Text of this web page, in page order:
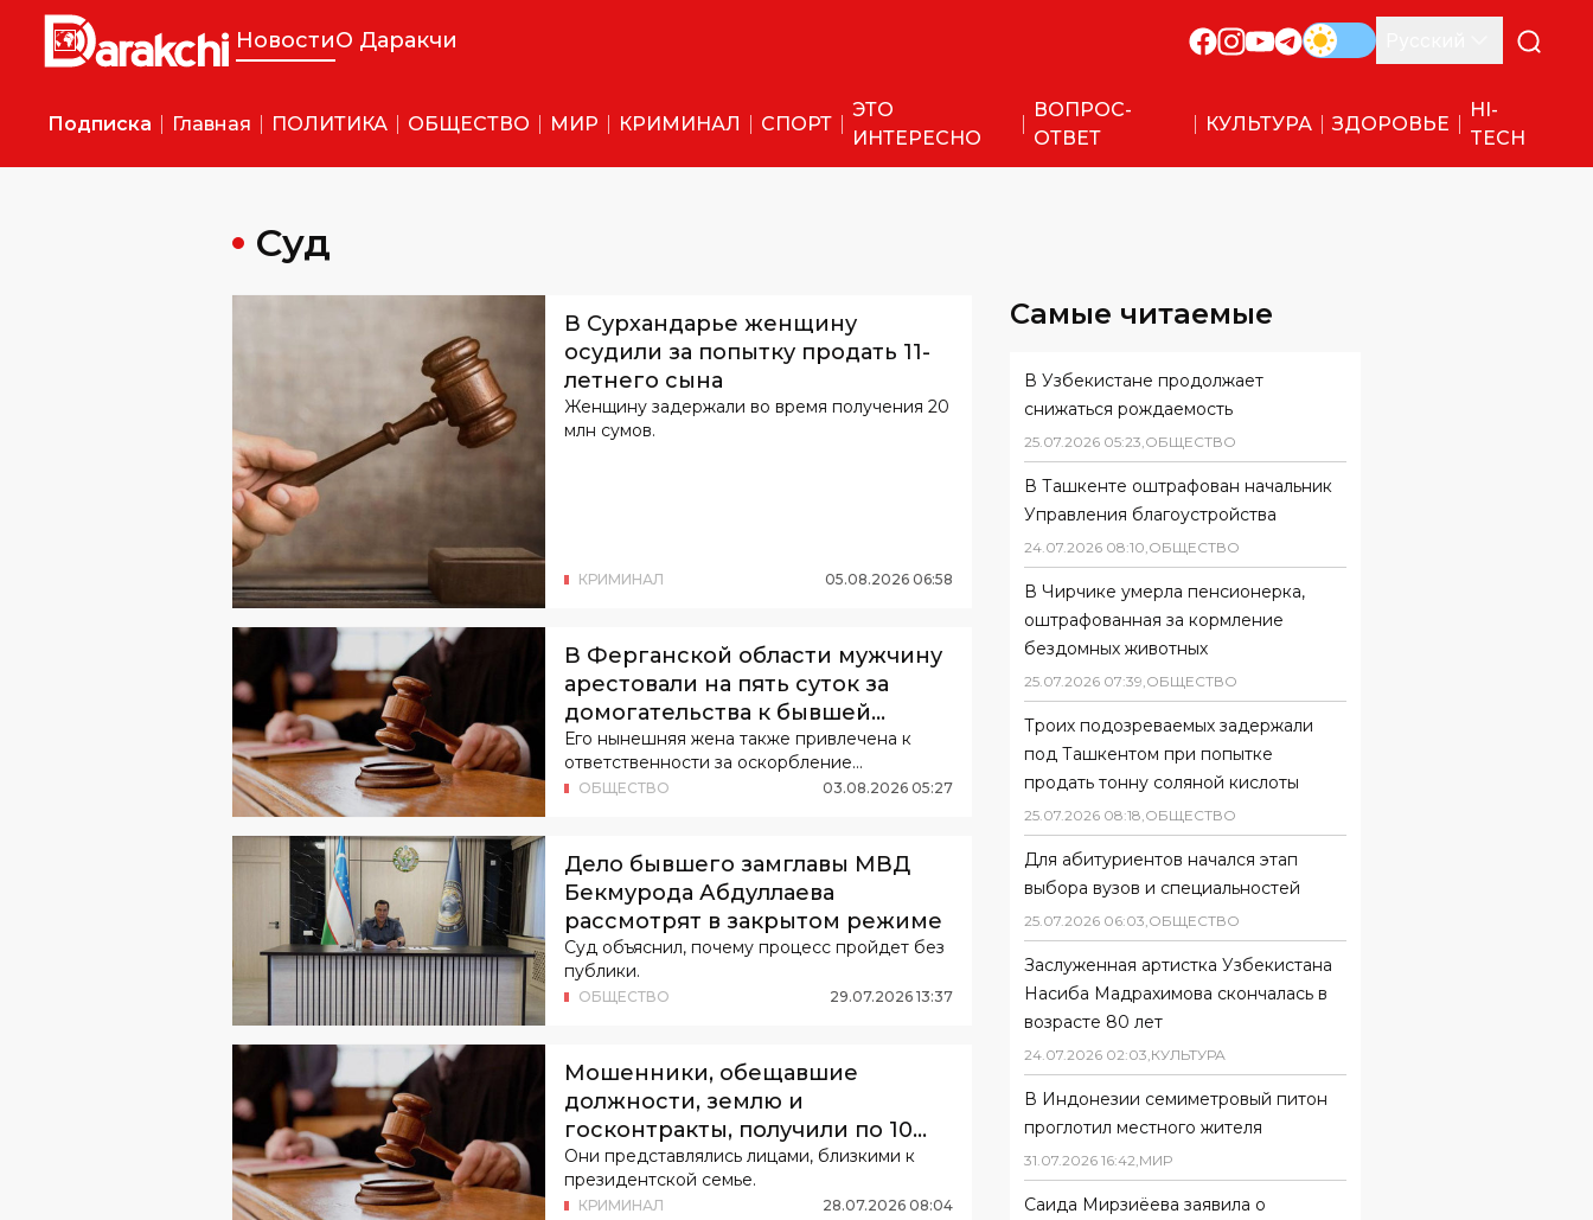
НовостиО Даракчи
Подписка Главная ПОЛИТИКА ОБЩЕСТВО МИР КРИМИНАЛ СПОРТ
ЭТО
ИНТЕРЕСНО
ВОПРОС-
ОТВЕТ
КУЛЬТУРА ЗДОРОВЬЕ
HI-
TECH
Суд
КРИМИНАЛ 05.08.2026 06:58
В Сурхандарье женщину
осудили за попытку продать 11-
летнего сына
Женщину задержали во время получения 20
млн сумов.
ОБЩЕСТВО 03.08.2026 05:27
В Ферганской области мужчину
арестовали на пять суток за
домогательства к бывшей
супруге
Его нынешняя жена также привлечена к
ответственности за оскорбление
потерпевшей.
ОБЩЕСТВО 29.07.2026 13:37
Дело бывшего замглавы МВД
Бекмурода Абдуллаева
рассмотрят в закрытом режиме
Суд объяснил, почему процесс пройдет без
публики.
КРИМИНАЛ 28.07.2026 08:04
Мошенники, обещавшие
должности, землю и
госконтракты, получили по 10
лет лишения свободы
Они представлялись лицами, близкими к
президентской семье.
Самые читаемые
В Узбекистане продолжает
снижаться рождаемость
25.07.2026 05:23,ОБЩЕСТВО
В Ташкенте оштрафован начальник
Управления благоустройства
24.07.2026 08:10,ОБЩЕСТВО
В Чирчике умерла пенсионерка,
оштрафованная за кормление
бездомных животных
25.07.2026 07:39,ОБЩЕСТВО
Троих подозреваемых задержали
под Ташкентом при попытке
продать тонну соляной кислоты
25.07.2026 08:18,ОБЩЕСТВО
Для абитуриентов начался этап
выбора вузов и специальностей
25.07.2026 06:03,ОБЩЕСТВО
Заслуженная артистка Узбекистана
Насиба Мадрахимова скончалась в
возрасте 80 лет
24.07.2026 02:03,КУЛЬТУРА
В Индонезии семиметровый питон
проглотил местного жителя
31.07.2026 16:42,МИР
Саида Мирзиёева заявила о